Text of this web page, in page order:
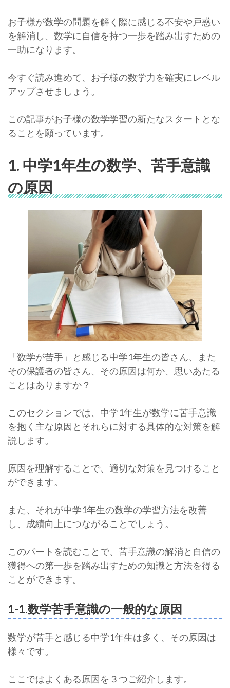
お子様が数学の問題を解く際に感じる不安や戸惑い
を解消し、数学に自信を持つ一歩を踏み出すための
一助になります。
今すぐ読み進めて、お子様の数学力を確実にレベル
アップさせましょう。
この記事がお子様の数学学習の新たなスタートとな
ることを願っています。
1. 中学1年生の数学、苦手意識
の原因
「数学が苦手」と感じる中学1年生の皆さん、また
その保護者の皆さん、その原因は何か、思いあたる
ことはありますか？
このセクションでは、中学1年生が数学に苦手意識
を抱く主な原因とそれらに対する具体的な対策を解
説します。
原因を理解することで、適切な対策を見つけること
ができます。
また、それが中学1年生の数学の学習方法を改善
し、成績向上につながることでしょう。
このパートを読むことで、苦手意識の解消と自信の
獲得への第一歩を踏み出すための知識と方法を得る
ことができます。
1-1.数学苦手意識の一般的な原因
数学が苦手と感じる中学1年生は多く、その原因は
様々です。
ここではよくある原因を３つご紹介します。